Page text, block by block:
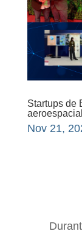
Startups de
Nov 21,